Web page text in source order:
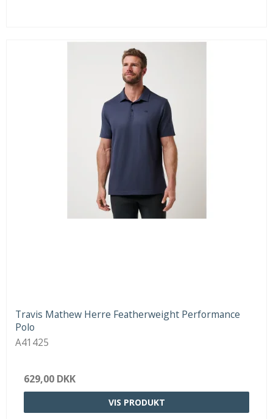
Travis Mathew Herre Featherweight Performance
Polo
A41425
629,00 DKK
VIS PRODUKT